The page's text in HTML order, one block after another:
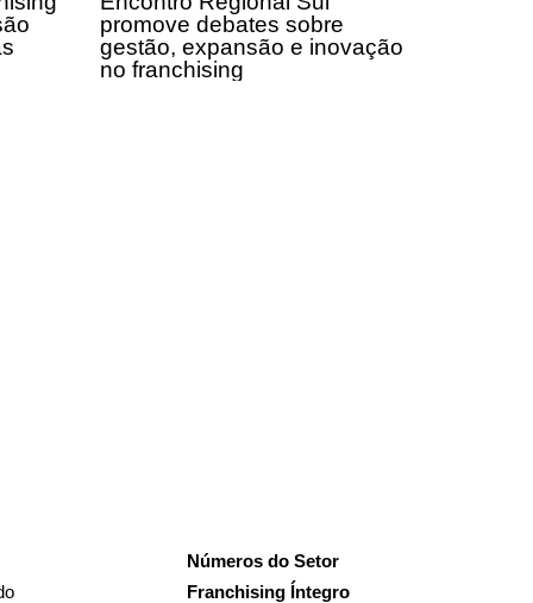
promove debates sobre
gestão, expansão e inovação
no franchising
Números do Setor
Franchising Íntegro